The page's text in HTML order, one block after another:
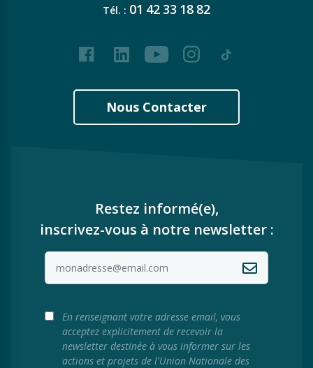
Tél. : 01 42 33 18 82
FacebookLinkedInYoutubeInstagram
Tiktok
Nous Contacter
Restez informé(e),
inscrivez-vous à notre newsletter :
En renseignant votre adresse email, vous
acceptez explicitement de recevoir la
newsletter destinée à vous informer sur les
actions et projets de l'Union Nationale des